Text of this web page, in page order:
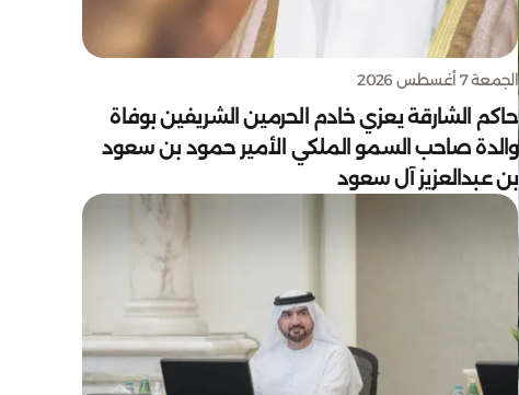
الجمعة 7 أغسطس 2026
حاكم الشارقة يعزي خادم الحرمين الشريفين بوفاة
والدة صاحب السمو الملكي الأمير حمود بن سعود
بن عبدالعزيز آل سعود